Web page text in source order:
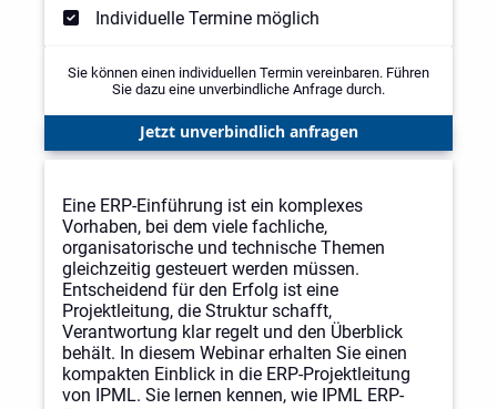
Individuelle Termine möglich
Sie können einen individuellen Termin vereinbaren. Führen
Sie dazu eine unverbindliche Anfrage durch.
Jetzt unverbindlich anfragen
Eine ERP-Einführung ist ein komplexes
Vorhaben, bei dem viele fachliche,
organisatorische und technische Themen
gleichzeitig gesteuert werden müssen.
Entscheidend für den Erfolg ist eine
Projektleitung, die Struktur schafft,
Verantwortung klar regelt und den Überblick
behält. In diesem Webinar erhalten Sie einen
kompakten Einblick in die ERP-Projektleitung
von IPML. Sie lernen kennen, wie IPML ERP-